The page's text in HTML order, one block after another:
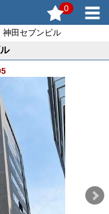
0
神田セブンビル